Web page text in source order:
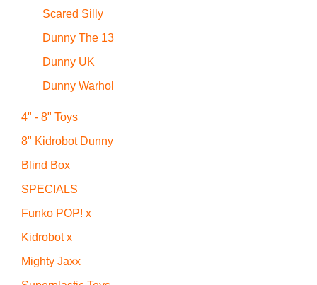
Scared Silly
Dunny The 13
Dunny UK
Dunny Warhol
4" - 8" Toys
8" Kidrobot Dunny
Blind Box
SPECIALS
Funko POP! x
Kidrobot x
Mighty Jaxx